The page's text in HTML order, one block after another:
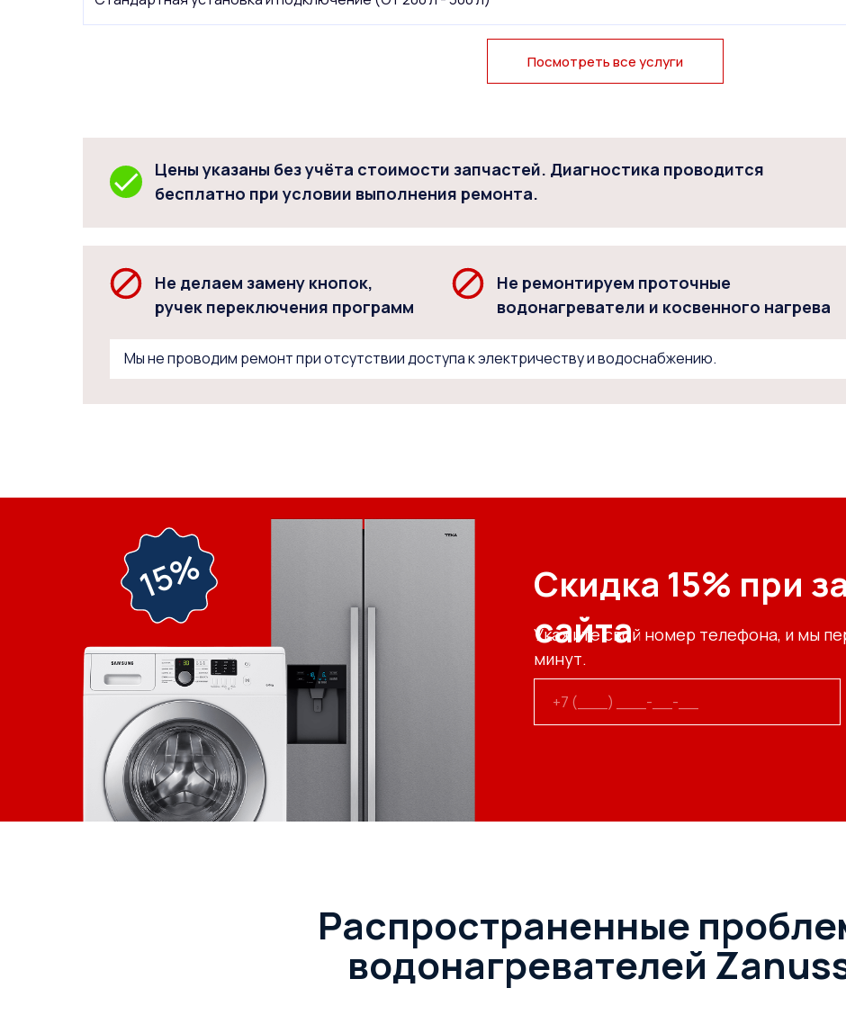
Посмотреть все услуги
Мы не проводим ремонт при отсутствии доступа к электричеству и водоснабжению.
Не делаем замену кнопок,
ручек переключения программ
Цены указаны без учёта стоимости запчастей. Диагностика проводится
бесплатно при условии выполнения ремонта.
Не ремонтируем проточные
водонагреватели и косвенного нагрева
Скидка 15% при
сайта
Укажите свой номер телефона, и мы
минут.
15%
Распространенные
водонагревателей